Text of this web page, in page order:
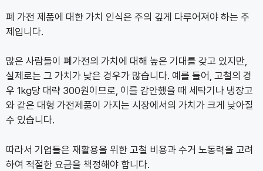
폐 가전 제품에 대한 가치 인식은 주의 깊게 다루어져야 하는 주
제입니다.
많은 사람들이 폐가전의 가치에 대해 높은 기대를 갖고 있지만,
실제로는 그 가치가 낮은 경우가 많습니다. 예를 들어, 고철의 경
우 1kg당 대략 300원이므로, 이를 감안했을 때 세탁기나 냉장고
와 같은 대형 가전제품이 가지는 시장에서의 가치가 크게 낮아질
수 있습니다.
따라서 기업들은 재활용을 위한 고철 비용과 수거 노동력을 고려
하여 적절한 요금을 책정해야 합니다.